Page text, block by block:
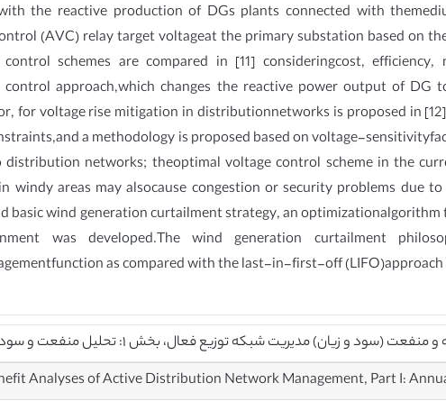
the reactive production of DGs plants connected with
(AVC) relay target voltageat the primary substation based on
schemes are compared in [11] consideringcost,
approach,which changes the reactive power output of
for voltage rise mitigation in distributionnetworks is proposed in
a methodology is proposed based on voltage-
networks; theoptimal voltage control scheme in the
windy areas may alsocause congestion or security problems due
basic wind generation curtailment strategy, an
was developed.The wind generation curtailment
as compared with the last-in-first-off (LIFO)approach
(سود و زیان) مدیریت شبکه توزیع فعال، بخش ۱: تحلیل منفعت و سود سالانه
Analyses of Active Distribution Network Management, Part I: